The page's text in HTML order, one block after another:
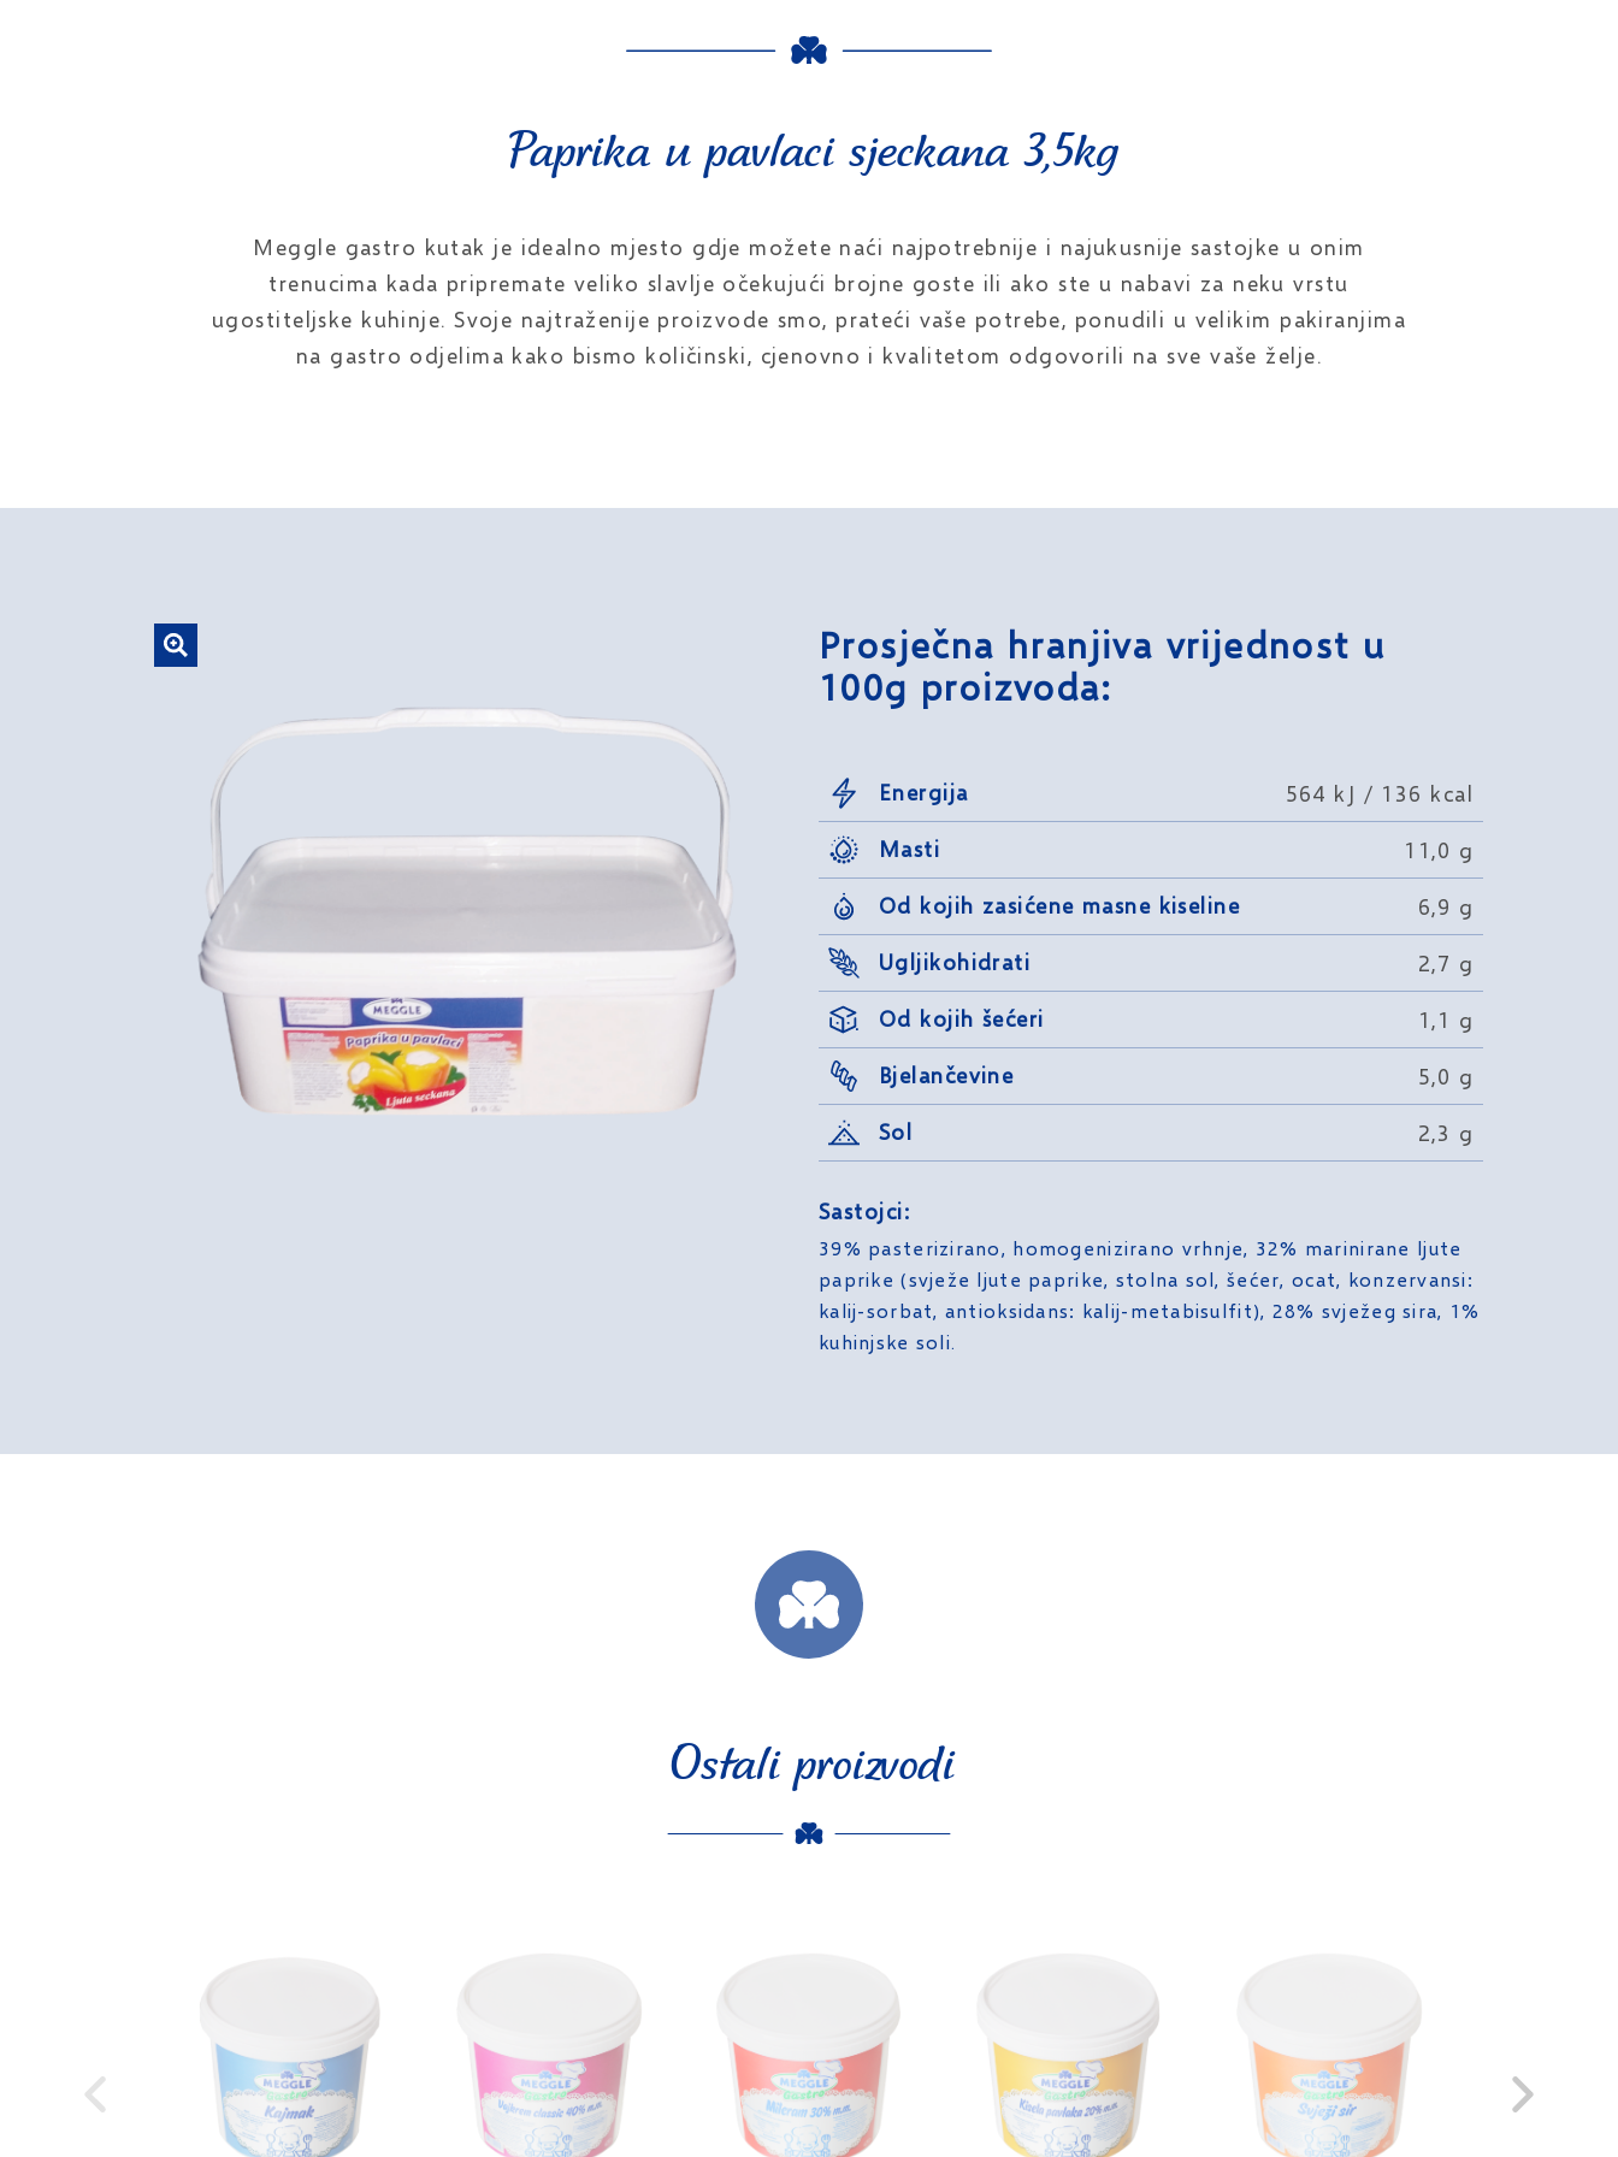
Paprika u pavlaci sjeckana 3,5kg
Meggle gastro kutak je idealno mjesto gdje možete naći najpotrebnije i najukusnije sastojke u onim
trenucima kada pripremate veliko slavlje očekujući brojne goste ili ako ste u nabavi za neku vrstu
ugostiteljske kuhinje. Svoje najtraženije proizvode smo, prateći vaše potrebe, ponudili u velikim pakiranjima
na gastro odjelima kako bismo količinski, cjenovno i kvalitetom odgovorili na sve vaše želje.
Prosječna hranjiva vrijednost u
100g proizvoda:
Energija 564 kJ / 136 kcal
Masti 11,0 g
Od kojih zasićene masne kiseline 6,9 g
Ugljikohidrati 2,7 g
Od kojih šećeri 1,1 g
Bjelančevine 5,0 g
Sol 2,3 g
Sastojci:
39% pasterizirano, homogenizirano vrhnje, 32% marinirane ljute
paprike (svježe ljute paprike, stolna sol, šećer, ocat, konzervansi:
kalij-sorbat, antioksidans: kalij-metabisulfit), 28% svježeg sira, 1%
kuhinjske soli.
Ostali proizvodi